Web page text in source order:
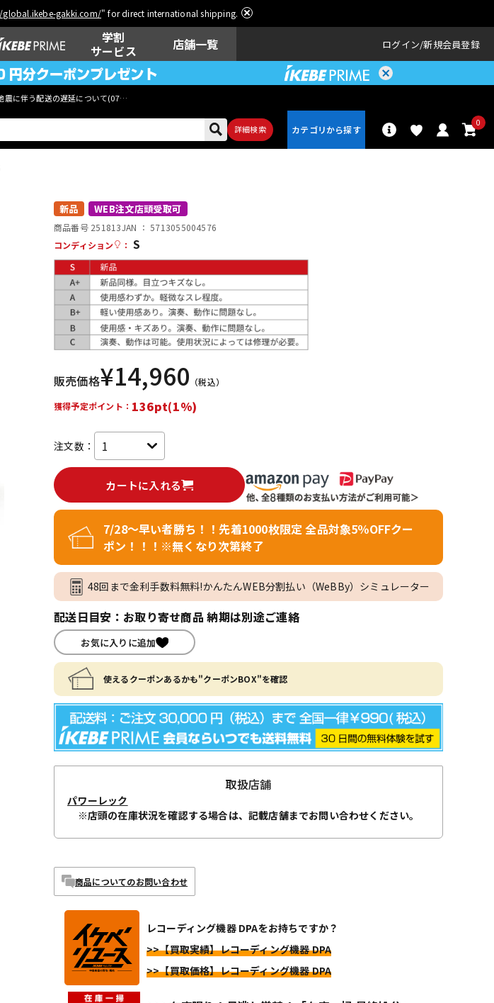
gakki.com/" for direct international shipping.
学割
サービス
店舗一覧 ログイン 新規会員登録
震に伴う配送の遅延について(07月29日
詳細検索
0
ウクレレ
その他楽器
レコーディン
グ機器
配信/ライブ
機器
新品 WEB注文店頭受取可
商品番号 251813JAN ：5713055004576
コンディション
： S
販売価格¥14,960 （税込）
獲得予定ポイント： 136pt(1%)
注文数：
カートに入れる
7/28～早い者勝ち！！先着1000枚限定 全品対象5％OFFクー
ポン！！！※無くなり次第終了
48回まで金利手数料無料!かんたんWEB分割払い（WeBBy）シミュレーター
配送日目安：お取り寄せ商品 納期は別途ご連絡
お気に入りに追加
使えるクーポンあるかも"クーポンBOX"を確認
取扱店舗
パワーレック
※店頭の在庫状況を確認する場合は、記載店舗までお問い合わせください。
商品についてのお問い合わせ
レコーディング機器 DPAをお持ちですか？
>>【買取実績】レコーディング機器 DPA
>>【買取価格】レコーディング機器 DPA